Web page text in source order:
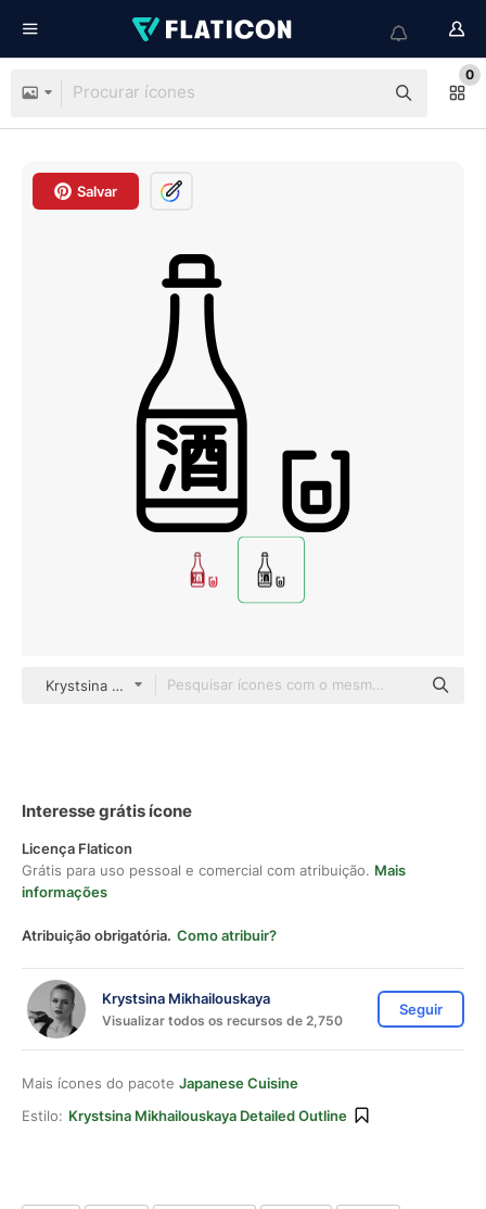
0
Salvar
Krystsina Mikhailouskaya Detailed Outline
Interesse grátis ícone
Licença Flaticon
Grátis para uso pessoal e comercial com atribuição. Mais
informações
Atribuição obrigatória. Como atribuir?
Krystsina Mikhailouskaya
Visualizar todos os recursos de 2,750
Seguir
Mais ícones do pacote Japanese Cuisine
Estilo: Krystsina Mikhailouskaya Detailed Outline